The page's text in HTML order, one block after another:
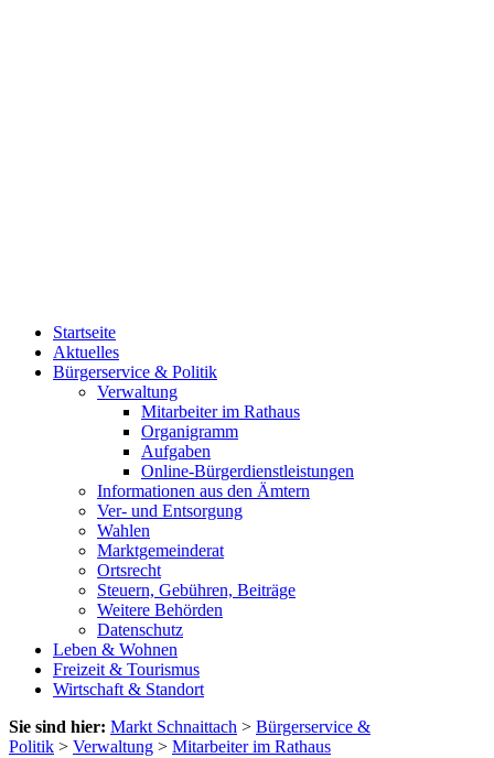
Startseite
Aktuelles
Bürgerservice & Politik
Verwaltung
Mitarbeiter im Rathaus
Organigramm
Aufgaben
Online-Bürgerdienstleistungen
Informationen aus den Ämtern
Ver- und Entsorgung
Wahlen
Marktgemeinderat
Ortsrecht
Steuern, Gebühren, Beiträge
Weitere Behörden
Datenschutz
Leben & Wohnen
Freizeit & Tourismus
Wirtschaft & Standort
Sie sind hier: Markt Schnaittach > Bürgerservice &
Politik > Verwaltung > Mitarbeiter im Rathaus